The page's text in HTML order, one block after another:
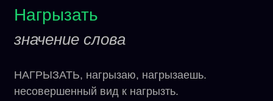
Нагрызать
значение слова
НАГРЫЗАТЬ, нагрызаю, нагрызаешь.
несовершенный вид к нагрызть.